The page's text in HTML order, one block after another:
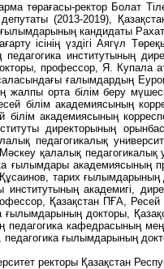
төрағасы-ректор Болат
(2013-2019),
ғылымдарының кандидаты
ісінің үздігі Аягүл
педагогика
профессор, Я. Купала
ғалымдардың
жалпы орта білім беру
білім академиясының
академиясының
директорының
педагогикалық
қалалық педагогикалық
ғылымдары академиясының
Құсаинов, тарих
институтының академигі,
Қазақстан ПҒА,
ғылымдарының докторы,
педагогика кафедрасының
ғылымдарының
ректоры Қазақстан